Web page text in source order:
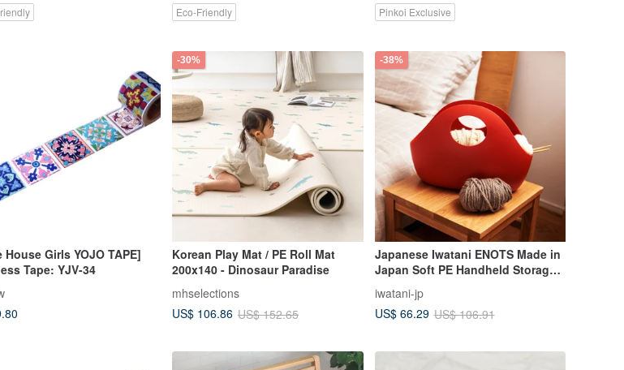
Eco-Friendly Pinkoi Exclusive
Girls YOJO TAPE]
Tape: YJV-34
-30%
Korean Play Mat / PE Roll Mat
200x140 - Dinosaur Paradise
mhselections
US$ 106.86 US$ 152.65
-38%
Japanese Iwatani ENOTS Made in
Japan Soft PE Handheld Storage
Available
iwatani-jp
US$ 66.29 US$ 106.91